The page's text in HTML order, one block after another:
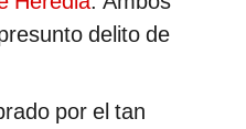
delito de
por el tan